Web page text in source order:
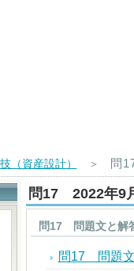
（資産設計） ＞ 問
問17 2022年9
問17 問題文と解
問17 問題文